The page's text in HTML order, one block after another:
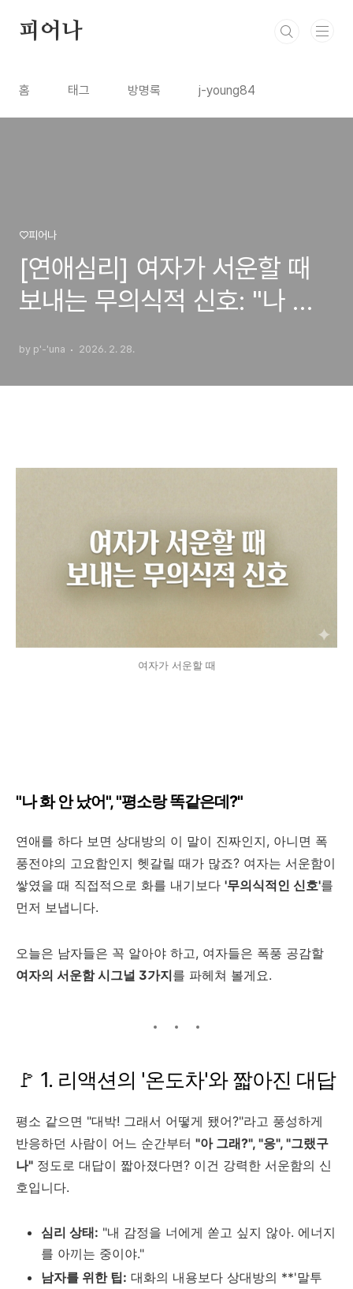
피어나
홈 태그 방명록 j-young84
♡피어나
[연애심리] 여자가 서운할 때
보내는 무의식적 신호: "나 지
by p'-'una 2026. 2. 28.
여자가 서운할 때
"나 화 안 났어", "평소랑 똑같은데?"
연애를 하다 보면 상대방의 이 말이 진짜인지, 아니면 폭
풍전야의 고요함인지 헷갈릴 때가 많죠? 여자는 서운함이
쌓였을 때 직접적으로 화를 내기보다 '무의식적인 신호'를
먼저 보냅니다.
오늘은 남자들은 꼭 알아야 하고, 여자들은 폭풍 공감할
여자의 서운함 시그널 3가지를 파헤쳐 볼게요.
🚩 1. 리액션의 '온도차'와 짧아진 대답
평소 같으면 "대박! 그래서 어떻게 됐어?"라고 풍성하게
반응하던 사람이 어느 순간부터 "아 그래?", "응", "그랬구
나" 정도로 대답이 짧아졌다면? 이건 강력한 서운함의 신
호입니다.
심리 상태: "내 감정을 너에게 쏟고 싶지 않아. 에너지
를 아끼는 중이야."
남자를 위한 팁: 대화의 내용보다 상대방의 **'말투